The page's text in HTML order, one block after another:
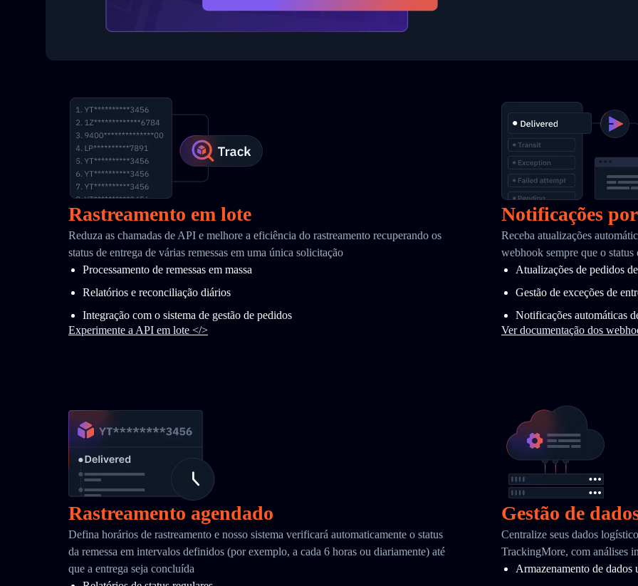
Rastreamento em lote
Reduza as chamadas de API e melhore a eficiência do rastreamento recuperando os
status de entrega de várias remessas em uma única solicitação
Processamento de remessas em massa
Relatórios e reconciliação diários
Integração com o sistema de gestão de pedidos
Experimente a API em lote </>
Notificações
Receba atualizações
webhook sempre que o status
Atualizações de pedidos
Gestão de exceções de
Notificações automáticas
Ver documentação dos
Rastreamento agendado
Defina horários de rastreamento e nosso sistema verificará automaticamente o status
da remessa em intervalos definidos (por exemplo, a cada 6 horas ou diariamente) até
que a entrega seja concluída
Gestão de
Centralize seus dados
TrackingMore, com análises
Armazenamento de dados